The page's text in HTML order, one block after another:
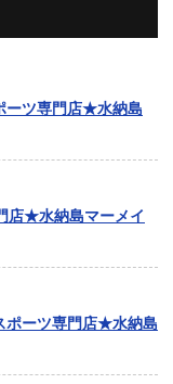
ーツ専門店★水納島
店★水納島マーメイ
ポーツ専門店★水納島